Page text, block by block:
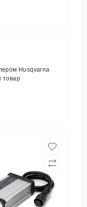
Husqvarna
товар